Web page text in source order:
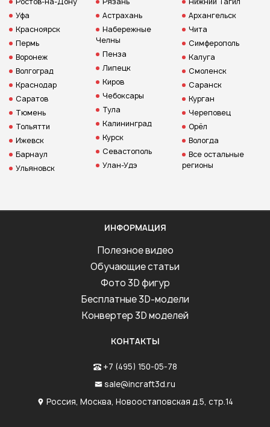
Уфа
Красноярск
Пермь
Воронеж
Волгоград
Краснодар
Саратов
Тюмень
Тольятти
Ижевск
Барнаул
Ульяновск
Астрахань
Набережные
Челны
Пенза
Липецк
Киров
Чебоксары
Тула
Калининград
Курск
Севастополь
Улан-Удэ
Архангельск
Чита
Симферополь
Калуга
Смоленск
Саранск
Курган
Череповец
Орёл
Вологда
Все остальные
регионы
ИНФОРМАЦИЯ
Полезное видео
Обучающие статьи
Фото 3D фигур
Бесплатные 3D-модели
Конвертер 3D моделей
КОНТАКТЫ
+7 (495) 150-05-78
sale@incraft3d.ru
Россия, Москва, Новоостаповская д.5, стр.14